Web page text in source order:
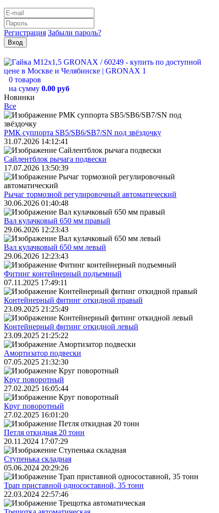
Регистрация Забыли пароль?
0 товаров
на сумму 0.00 руб
Новинки
Все
РМК суппорта SB5/SB6/SB7/SN под звёздочку
31.07.2026 14:12:41
Сайлентблок рычага подвески
17.07.2026 13:50:39
Рычаг тормозной регулировочный автоматический
30.06.2026 01:40:48
Вал кулачковый 650 мм правый
29.06.2026 12:23:43
Вал кулачковый 650 мм левый
29.06.2026 12:23:43
Фитинг контейнерный подъемный
07.11.2025 17:49:11
Контейнерный фитинг откидной правый
23.09.2025 21:25:49
Контейнерный фитинг откидной левый
23.09.2025 21:25:22
Амортизатор подвески
07.05.2025 21:32:30
Круг поворотный
27.02.2025 16:05:44
Круг поворотный
27.02.2025 16:01:20
Петля откидная 20 тонн
20.11.2024 17:07:29
Ступенька складная
05.06.2024 20:29:26
Трап приставной односоставной, 35 тонн
22.03.2024 22:57:46